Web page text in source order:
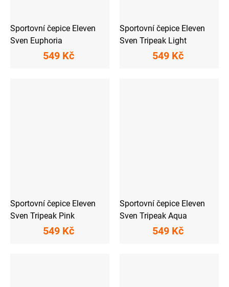
Sportovní čepice Eleven
Sven Euphoria
549 Kč
Sportovní čepice Eleven
Sven Tripeak Light
549 Kč
Sportovní čepice Eleven
Sven Tripeak Pink
549 Kč
Sportovní čepice Eleven
Sven Tripeak Aqua
549 Kč